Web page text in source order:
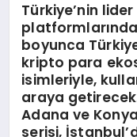
Türkiye’nin
boyunca
kripto para
isimleriyle,
araya
Adana ve
serisi,